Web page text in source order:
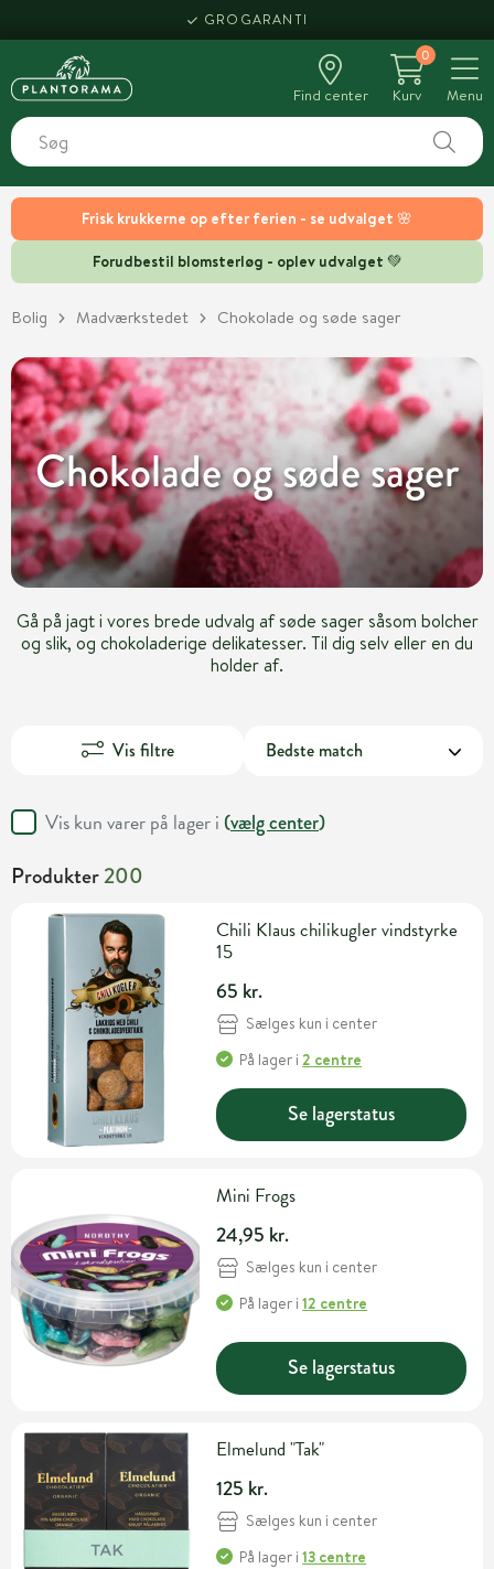
Frisk krukkerne op efter ferien - se udvalget 🌸
Forudbestil blomsterløg - oplev udvalget 💚
HENT SAMME DAG
Find center
0
Kurv
Menu
Bolig Madværkstedet Chokolade og søde sager
Chokolade og søde sager
Gå på jagt i vores brede udvalg af søde sager såsom bolcher
og slik, og chokoladerige delikatesser. Til dig selv eller en du
holder af.
Vis filtre
Vis kun varer på lager i (vælg center)
Produkter200
Chili Klaus chilikugler vindstyrke
15
65 kr.
Sælges kun i center
På lager i2 centre
Se lagerstatus
Mini Frogs
24,95 kr.
Sælges kun i center
På lager i12 centre
Se lagerstatus
Elmelund "Tak"
125 kr.
Sælges kun i center
På lager i13 centre